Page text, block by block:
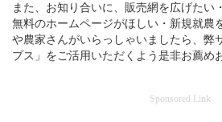
また、お知り合いに、販売網を広げたい
無料のホームページがほしい・新規就農
や農家さんがいらっしゃいましたら、弊
プス」をご活用いただくよう是非お薦め
Sponsored Link